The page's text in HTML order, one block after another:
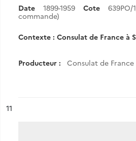
Date 1899-1959 Cote
639PO/
commande)
Contexte : Consulat de France à
Producteur : Consulat de
n°
11